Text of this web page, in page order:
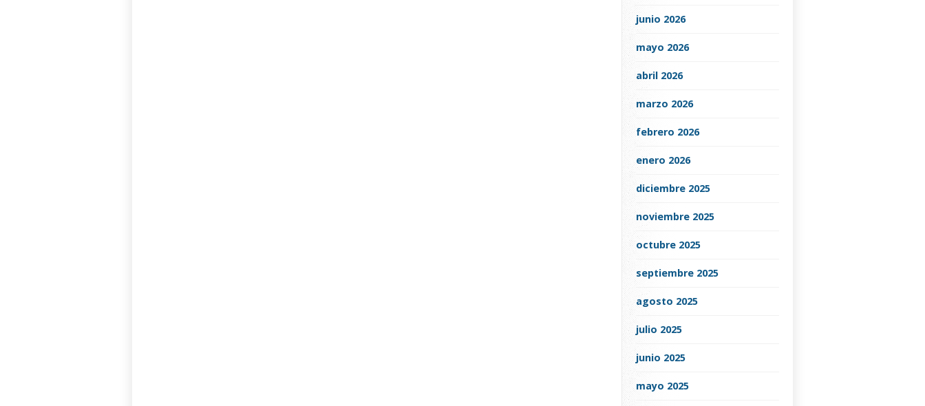
junio 2026
mayo 2026
abril 2026
marzo 2026
febrero 2026
enero 2026
diciembre 2025
noviembre 2025
octubre 2025
septiembre 2025
agosto 2025
julio 2025
junio 2025
mayo 2025